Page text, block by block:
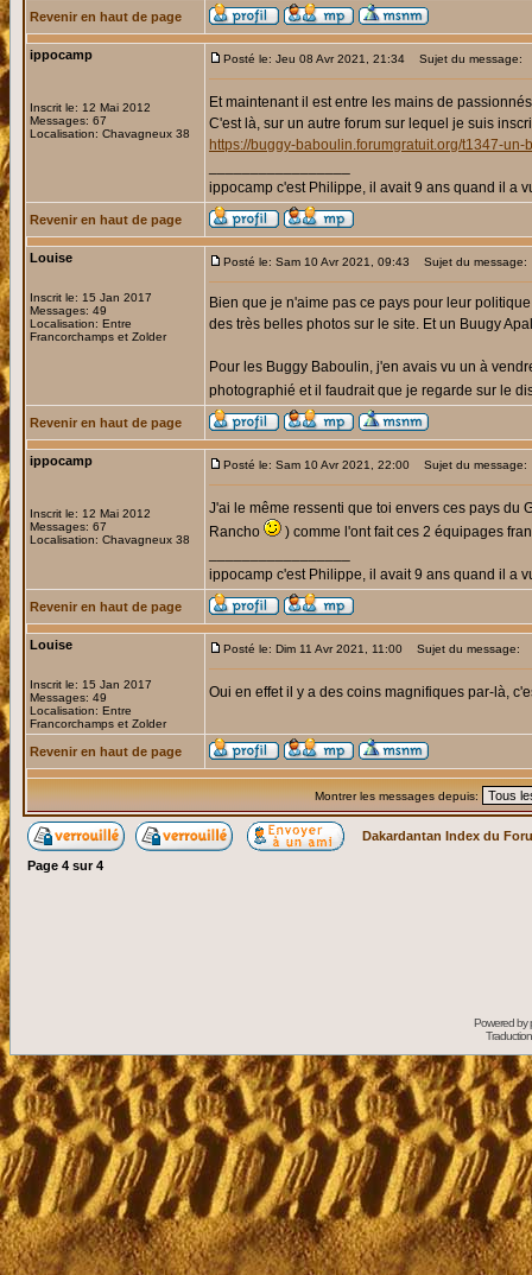
Revenir en haut de page
ippocamp
Inscrit le: 12 Mai 2012
Messages: 67
Localisation: Chavagneux 38
Posté le: Jeu 08 Avr 2021, 21:34 Sujet du message:
Et maintenant il est entre les mains de
C'est là, sur un autre forum sur lequel je suis
https://buggy-baboulin.forumgratuit.org/t1347-
ippocamp c'est Philippe, il avait 9 ans quand il a
Revenir en haut de page
Louise
Inscrit le: 15 Jan 2017
Messages: 49
Localisation: Entre
Francorchamps et Zolder
Posté le: Sam 10 Avr 2021, 09:43 Sujet du message:
Bien que je n'aime pas ce pays pour leur
des très belles photos sur le site. Et un Buugy
Pour les Buggy Baboulin, j'en avais vu un à
photographié et il faudrait que je regarde sur le
Revenir en haut de page
ippocamp
Inscrit le: 12 Mai 2012
Messages: 67
Localisation: Chavagneux 38
Posté le: Sam 10 Avr 2021, 22:00 Sujet du message:
J'ai le même ressenti que toi envers ces pays du
Rancho
) comme l'ont fait ces 2 équipages
ippocamp c'est Philippe, il avait 9 ans quand il a
Revenir en haut de page
Louise
Inscrit le: 15 Jan 2017
Messages: 49
Localisation: Entre
Francorchamps et Zolder
Posté le: Dim 11 Avr 2021, 11:00 Sujet du message:
Oui en effet il y a des coins magnifiques par-là,
Revenir en haut de page
Montrer les messages depuis:
Dakardantan Index du
Page 4 sur4
Powered by